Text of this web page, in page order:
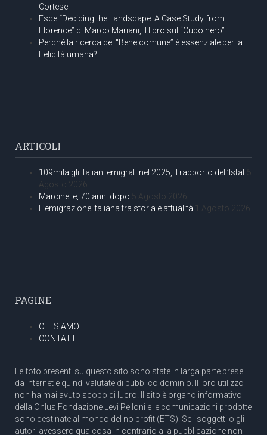
Cortese
Esce “Deciding the Landscape. A Case Study from
Florence” di Marco Mariani, il libro sul “Cubo nero”
Perché la ricerca del “Bene comune” è essenziale per la
Felicità umana?
ARTICOLI
109mila gli italiani emigrati nel 2025, il rapporto dell’Istat 5
Agosto 2026
Marcinelle, 70 anni dopo 5 Agosto 2026
L’emigrazione italiana tra storia e attualità 1 Agosto 2026
PAGINE
CHI SIAMO
CONTATTI
Le foto presenti su questo sito sono state in larga parte prese
da Internet e quindi valutate di pubblico dominio. Il loro utilizzo
non ha mai avuto scopo di lucro. Il sito è organo informativo
della Onlus Fondazione Levi Pelloni e le comunicazioni prodotte
sono destinate al mondo del no profit (ETS). Se i soggetti o gli
autori avessero qualcosa in contrario alla pubblicazione non